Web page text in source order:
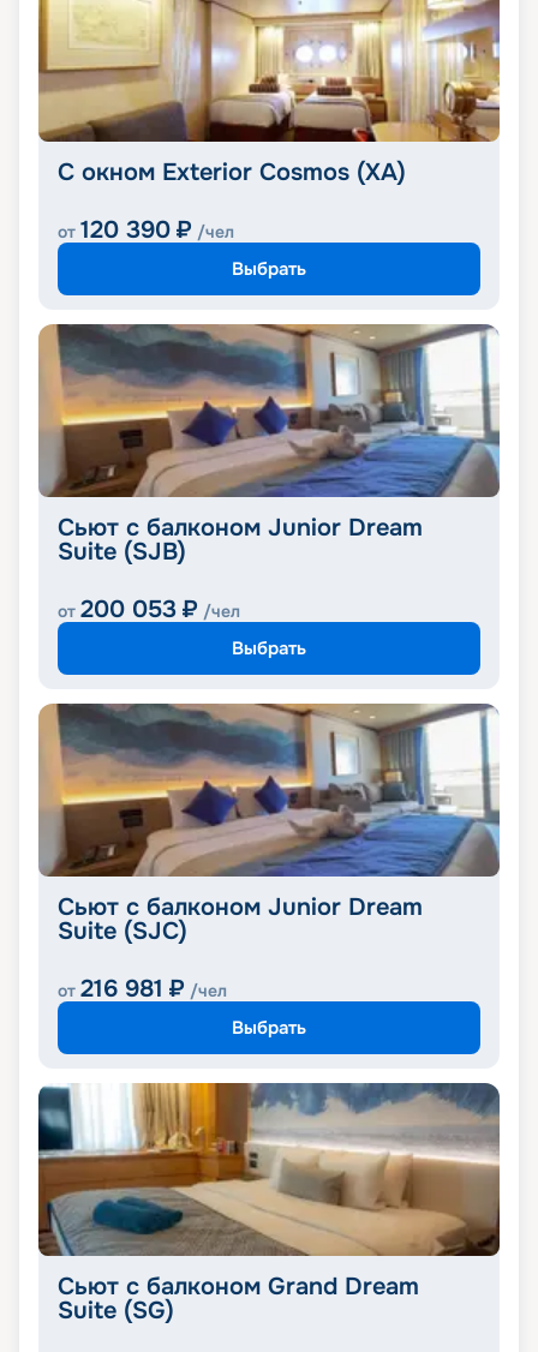
С окном Exterior Cosmos (XA)
от 120 390 ₽ /чел
Выбрать
Сьют с балконом Junior Dream
Suite (SJB)
от 200 053 ₽ /чел
Выбрать
Сьют с балконом Junior Dream
Suite (SJC)
от 216 981 ₽ /чел
Выбрать
Сьют с балконом Grand Dream
Suite (SG)